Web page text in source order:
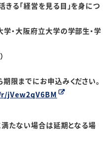
る「経営を見る目」を身につ
学・大阪府立大学の学部生・学
限までにお申込みください。
たない場合は延期となる場